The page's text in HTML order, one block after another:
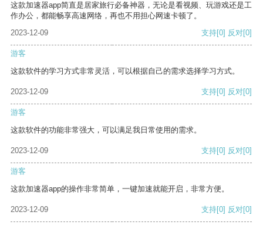
这款加速器app简直是居家旅行必备神器，无论是看视频、玩游戏还是工
作办公，都能畅享高速网络，再也不用担心网速卡顿了。
2023-12-09
支持[0] 反对[0]
游客
这款软件的学习方式非常灵活，可以根据自己的需求选择学习方式。
2023-12-09 支持[0] 反对[0]
游客
这款软件的功能非常强大，可以满足我日常使用的需求。
2023-12-09 支持[0] 反对[0]
游客
这款加速器app的操作非常简单，一键加速就能开启，非常方便。
2023-12-09 支持[0] 反对[0]